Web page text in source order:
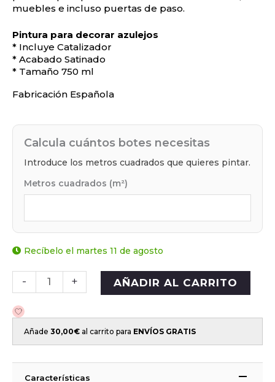
muebles e incluso puertas de paso.
Pintura para decorar azulejos
* Incluye Catalizador
* Acabado Satinado
* Tamaño 750 ml
Fabricación Española
Calcula cuántos botes necesitas
Introduce los metros cuadrados que quieres pintar.
Metros cuadrados (m²)
Recíbelo el martes 11 de agosto
- + AÑADIR AL CARRITO
Añade 30,00€ al carrito para ENVÍOS GRATIS
Características